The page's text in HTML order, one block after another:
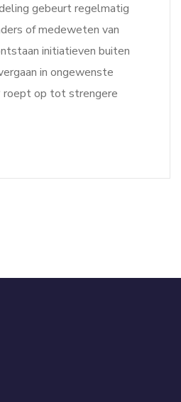
gebeurt regelmatig
of medeweten van
initiatieven buiten
in ongewenste
roept op tot strengere